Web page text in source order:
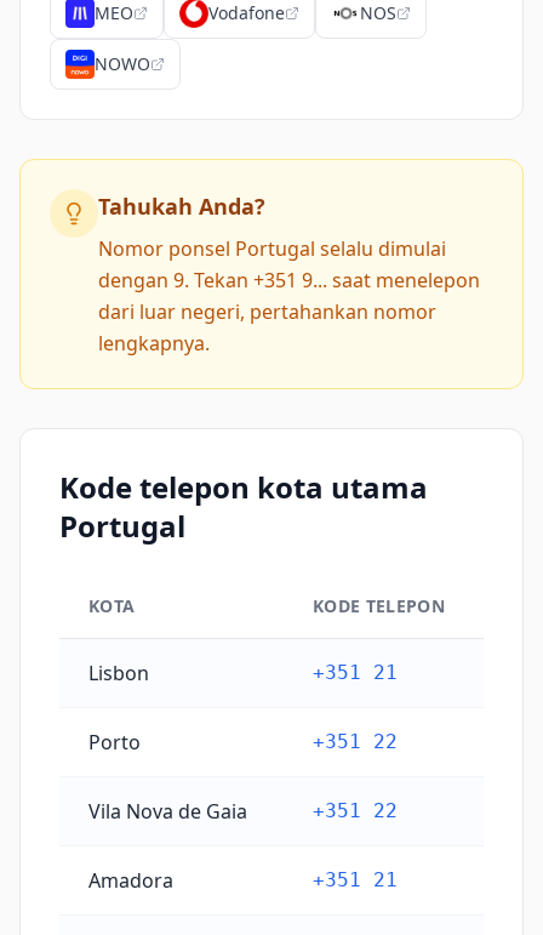
MEO Vodafone NOS
NOWO
Tahukah Anda?
Nomor ponsel Portugal selalu dimulai
dengan 9. Tekan +351 9... saat menelepon
dari luar negeri, pertahankan nomor
lengkapnya.
Kode telepon kota utama
Portugal
KOTA KODE TELEPON
Lisbon +351 21
Porto +351 22
Vila Nova de Gaia +351 22
Amadora +351 21